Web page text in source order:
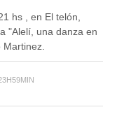
hs , en El telón,
"Alelí, una danza en